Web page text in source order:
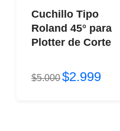
Cuchillo Tipo
Roland 45° para
Plotter de Corte
$5.000$2.999